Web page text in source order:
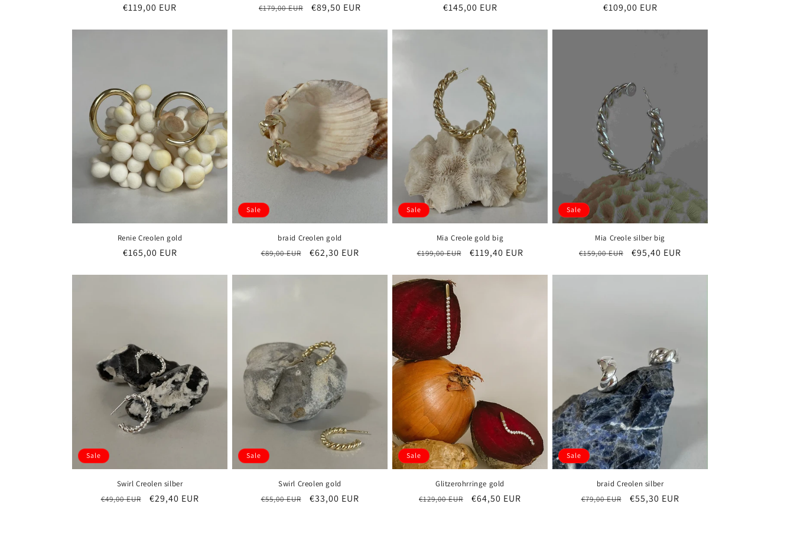
Normaler
€119,00 EUR
Normaler
€179,00 EUR Verkaufspreis
€89,50 EUR
Normaler
€145,00 EUR
Normaler
€109,00 EUR
Renie Creolen gold
Normaler
€165,00 EUR
Sale
braid Creolen gold
Normaler
€89,00 EUR Verkaufspreis
€62,30 EUR
Sale
Mia Creole gold big
Normaler
€199,00 EUR Verkaufspreis
€119,40 EUR
Sale
Mia Creole silber big
Normaler
€159,00 EUR Verkaufspreis
€95,40 EUR
Sale
Swirl Creolen silber
Normaler
€49,00 EUR Verkaufspreis
€29,40 EUR
Sale
Swirl Creolen gold
Normaler
€55,00 EUR Verkaufspreis
€33,00 EUR
Sale
Glitzerohrringe gold
Normaler
€129,00 EUR Verkaufspreis
€64,50 EUR
Sale
braid Creolen silber
Normaler
€79,00 EUR Verkaufspreis
€55,30 EUR